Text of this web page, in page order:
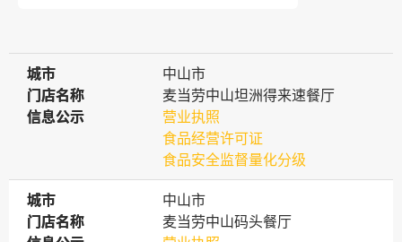
城市
城市
中山市
门店名称
门店名称
麦当劳中山坦洲得来速餐厅
信息公示
信息公示
营业执照
食品经营许可证
食品安全监督量化分级
城市
城市
中山市
门店名称
门店名称
麦当劳中山码头餐厅